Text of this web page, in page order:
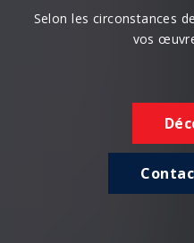
Selon les circonstances
vos